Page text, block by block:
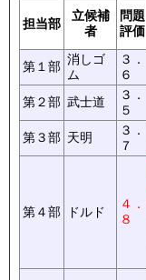
担当部
立候補
者
問題
評価
第１部 消しゴ
ム
３．
６
第２部 武士道
３．
５
第３部 天明
３．
７
第４部 ドルド
４．
８